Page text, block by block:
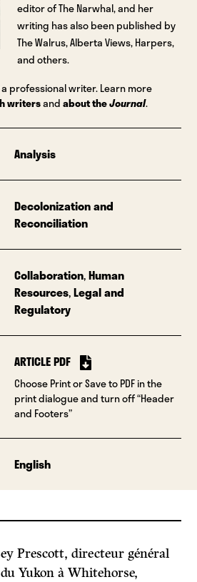
editor of The Narwhal, and her
writing has also been published by
The Walrus, Alberta Views, Harpers,
and others.
professional writer. Learn more
writersandabout theJournal.
Analysis
Decolonization and
Reconciliation
Collaboration,Human
Resources,Legal and
Regulatory
ARTICLE PDF
Choose Print or Save to PDF in the
print dialogue and turn off “Header
and Footers”
English
Prescott, directeur général
Yukon à Whitehorse,